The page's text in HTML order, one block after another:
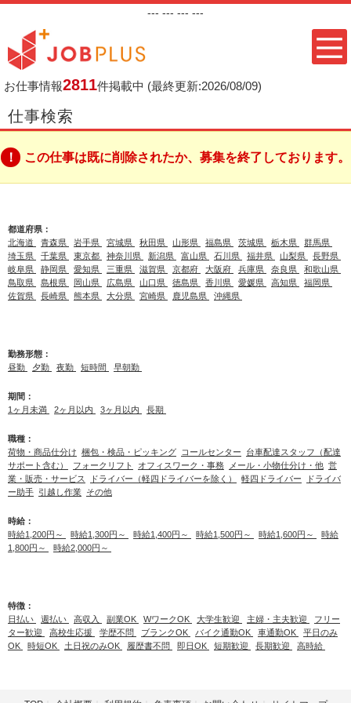
--- --- --- ---
お仕事情報2811件掲載中 (最終更新:2026/08/09)
仕事検索
この仕事は既に削除されたか、募集を終了しております。
都道府県：
北海道
青森県 岩手県 宮城県 秋田県 山形県 福島県 茨城県 栃木県
群馬県
埼玉県
千葉県 東京都 神奈川県 新潟県 富山県 石川県 福井県 山梨県
長野県
岐阜県
静岡県 愛知県 三重県 滋賀県 京都府 大阪府 兵庫県 奈良県
和歌山県
鳥取県
島根県 岡山県 広島県 山口県 徳島県 香川県 愛媛県 高知県
福岡県
佐賀県
長崎県 熊本県 大分県 宮崎県 鹿児島県 沖縄県
勤務形態：
昼勤
夕勤 夜勤 短時間 早朝勤
期間：
1ヶ月未満
2ヶ月以内 3ヶ月以内 長期
職種：
荷物・商品仕分け 梱包・検品・ピッキング コールセンター
台車配達スタッフ（配達
サポート含む）
フォークリフト オフィスワーク・事務 メール・小物仕分け・他 営
業・販売・サービス
ドライバー（軽四ドライバーを除く） 軽四ドライバー
ドライバ
ー助手 引越し作業 その他
時給：
時給1,200円～
時給1,300円～ 時給1,400円～ 時給1,500円～ 時給1,600円～
時給
1,800円～
時給2,000円～
特徴：
日払い
週払い 高収入 副業OK WワークOK 大学生歓迎 主婦・主夫歓迎
フリー
ター歓迎
高校生応援 学歴不問 ブランクOK バイク通勤OK 車通勤OK
平日のみ
OK
時短OK 土日祝のみOK 履歴書不問 即日OK 短期歓迎 長期歓迎 高時給